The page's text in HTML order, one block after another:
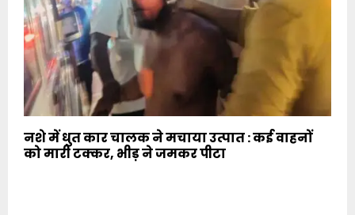
नशे में धुत कार चालक ने मचाया उत्पात : कई वाहनों
को मारी टक्कर, भीड़ ने जमकर पीटा